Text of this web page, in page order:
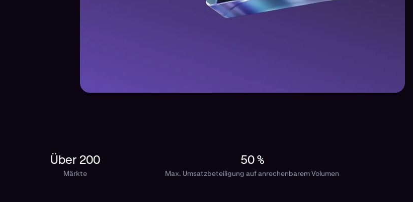
Über 200
Märkte
50 %
Max. Umsatzbeteiligung auf anrechenbarem Volumen